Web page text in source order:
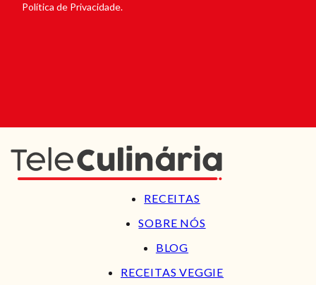
Política de Privacidade.
RECEITAS
SOBRE NÓS
BLOG
RECEITAS VEGGIE